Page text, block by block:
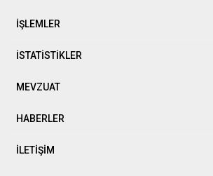
İŞLEMLER
İSTATİSTİKLER
MEVZUAT
HABERLER
İLETİŞİM